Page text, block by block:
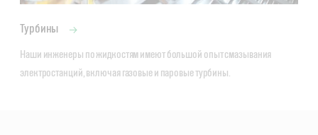
Турбины
Наши инженеры по жидкостям имеют большой опыт смазывания
электростанций, включая газовые и паровые турбины.